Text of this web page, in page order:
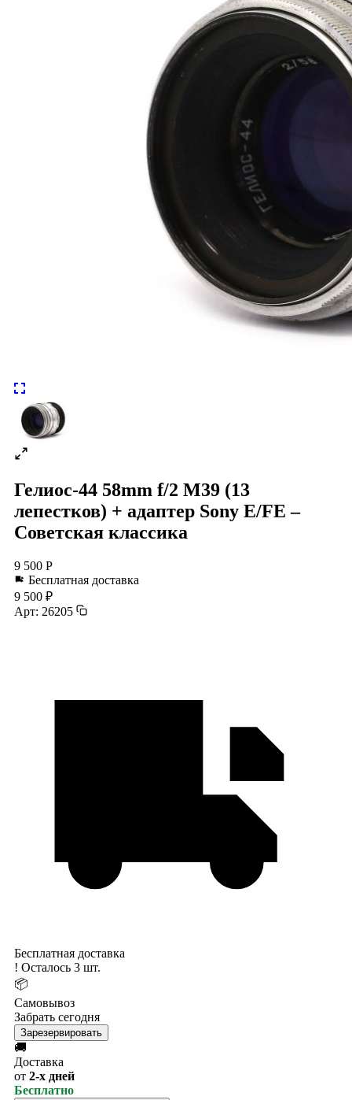
Гелиос-44 58mm f/2 М39 (13
лепестков) + адаптер Sony E/FE –
Советская классика
9 500 Р
Бесплатная доставка
9 500 ₽
Арт: 26205
Бесплатная доставка
! Осталось 3 шт.
📦
Самовывоз
Забрать сегодня
Зарезервировать
🚚
Доставка
от 2-х дней
Бесплатно